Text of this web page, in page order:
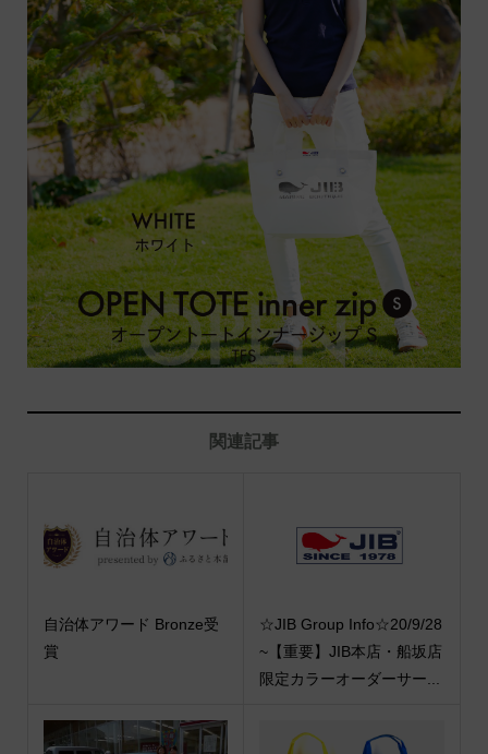
関連記事
自治体アワード Bronze受
賞
☆JIB Group Info☆20/9/28
~【重要】JIB本店・船坂店
限定カラーオーダーサー...